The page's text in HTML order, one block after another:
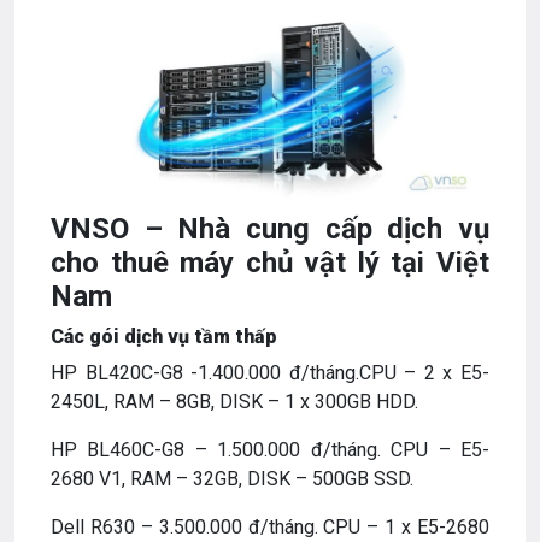
VNSO – Nhà cung cấp dịch vụ
cho thuê máy chủ vật lý tại Việt
Nam
Các gói dịch vụ tầm thấp
HP BL420C-G8 -1.400.000 đ/tháng.CPU – 2 x E5-
2450L, RAM – 8GB, DISK – 1 x 300GB HDD.
HP BL460C-G8 – 1.500.000 đ/tháng. CPU – E5-
2680 V1, RAM – 32GB, DISK – 500GB SSD.
Dell R630 – 3.500.000 đ/tháng. CPU – 1 x E5-2680